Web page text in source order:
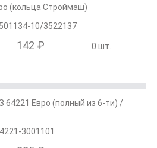
(кольца Строймаш)
10/3522137
142 ₽ 0 шт.
64221 Евро (полный из 6-ти) /
3001101